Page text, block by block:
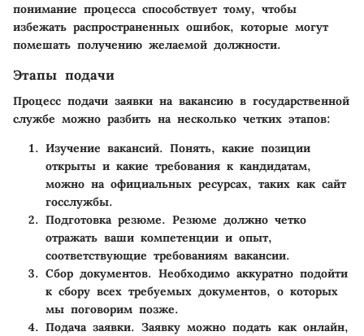
понимание процесса способствует тому, чтобы
избежать распространенных ошибок, которые могут
помешать получению желаемой должности.
Этапы подачи
Процесс подачи заявки на вакансию в государственной
службе можно разбить на несколько четких этапов:
Изучение вакансий. Понять, какие позиции
открыты и какие требования к кандидатам,
можно на официальных ресурсах, таких как сайт
госслужбы.
Подготовка резюме. Резюме должно четко
отражать ваши компетенции и опыт,
соответствующие требованиям вакансии.
Сбор документов. Необходимо аккуратно подойти
к сбору всех требуемых документов, о которых
мы поговорим позже.
Подача заявки. Заявку можно подать как онлайн,